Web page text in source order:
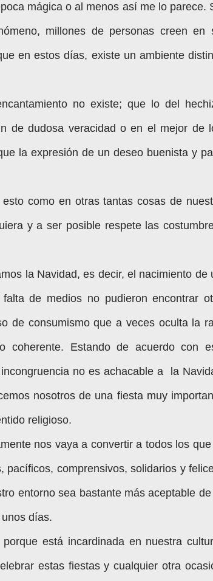
mágica o al menos así me lo parece.
millones de personas creen en
en estos días, existe un ambiente
no existe; que lo del
de dudosa veracidad o en el mejor de
la expresión de un deseo buenista y
como en otras tantas cosas de
y a ser posible respete las
la Navidad, es decir, el nacimiento de
de medios no pudieron encontrar
de consumismo que a veces oculta la
coherente. Estando de acuerdo con
no es achacable a la
nosotros de una fiesta muy
religioso.
nos vaya a convertir a todos los
pacíficos, comprensivos, solidarios y
entorno sea bastante más aceptable
días.
está incardinada en nuestra
estas fiestas y cualquier otra